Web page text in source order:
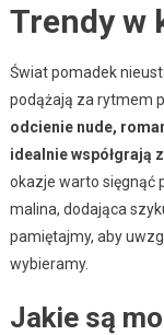
Trendy w
Świat pomadek
podążają za rytmem
odcienie nude,
idealnie współgrają
okazje warto sięgnąć
malina, dodająca
pamiętajmy, aby
wybieramy.
Jakie są